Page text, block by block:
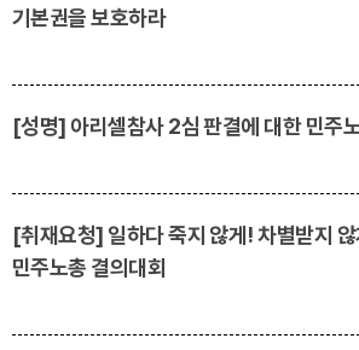
기본권을 보호하라
[성명] 아리셀참사 2심 판결에 대한 민주
[취재요청] 일하다 죽지 않게! 차별받지
민주노총 결의대회